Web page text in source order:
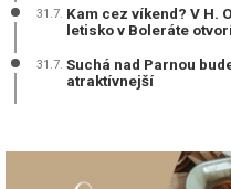
31.7. Kam cez víkend? V H.
letisko v Boleráte
31.7. Suchá nad Parnou
atraktívnejší